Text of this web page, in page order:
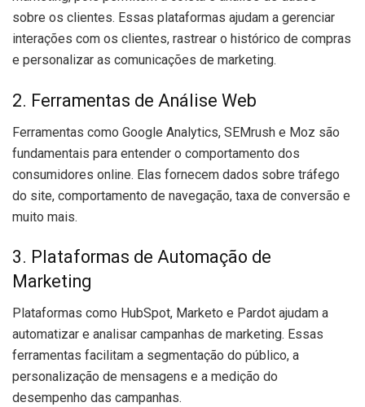
sobre os clientes. Essas plataformas ajudam a gerenciar
interações com os clientes, rastrear o histórico de compras
e personalizar as comunicações de marketing.
2. Ferramentas de Análise Web
Ferramentas como Google Analytics, SEMrush e Moz são
fundamentais para entender o comportamento dos
consumidores online. Elas fornecem dados sobre tráfego
do site, comportamento de navegação, taxa de conversão e
muito mais.
3. Plataformas de Automação de
Marketing
Plataformas como HubSpot, Marketo e Pardot ajudam a
automatizar e analisar campanhas de marketing. Essas
ferramentas facilitam a segmentação do público, a
personalização de mensagens e a medição do
desempenho das campanhas.